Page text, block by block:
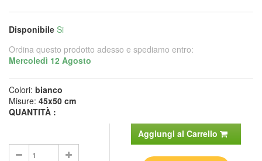
Disponibile Si
Ordina questo prodotto adesso e spediamo entro:
Mercoledì 12 Agosto
Colori: bianco
Misure: 45x50 cm
QUANTITÀ :
Aggiungi al Carrello